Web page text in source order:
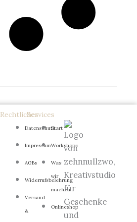
Rechtliches
Datenschutz
Impressum
AGBs
Widerrufsbelehrung
Versand
&
Services
Start
Workshops
Was
wir
machen
Onlineshop